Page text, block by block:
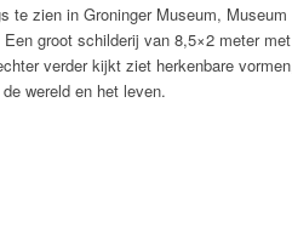
te zien in Groninger Museum,
groot schilderij van 8,5×2 meter
verder kijkt ziet herkenbare
wereld en het leven.